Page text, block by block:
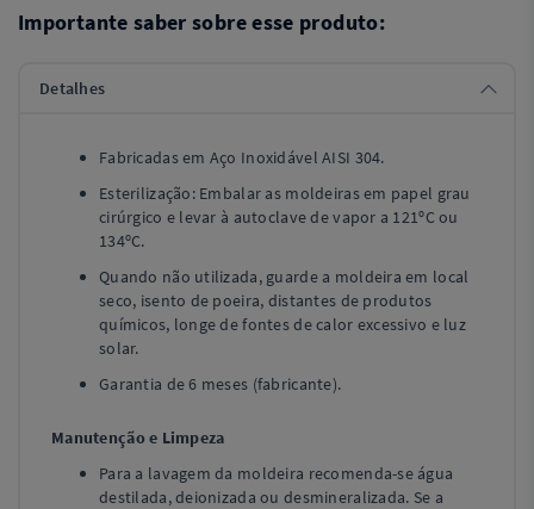
Importante saber sobre esse produto:
Detalhes
Fabricadas em Aço Inoxidável AISI 304.
Esterilização: Embalar as moldeiras em papel grau
cirúrgico e levar à autoclave de vapor a 121ºC ou
134ºC.
Quando não utilizada, guarde a moldeira em local
seco, isento de poeira, distantes de produtos
químicos, longe de fontes de calor excessivo e luz
solar.
Garantia de 6 meses (fabricante).
Manutenção e Limpeza
Para a lavagem da moldeira recomenda-se água
destilada, deionizada ou desmineralizada. Se a